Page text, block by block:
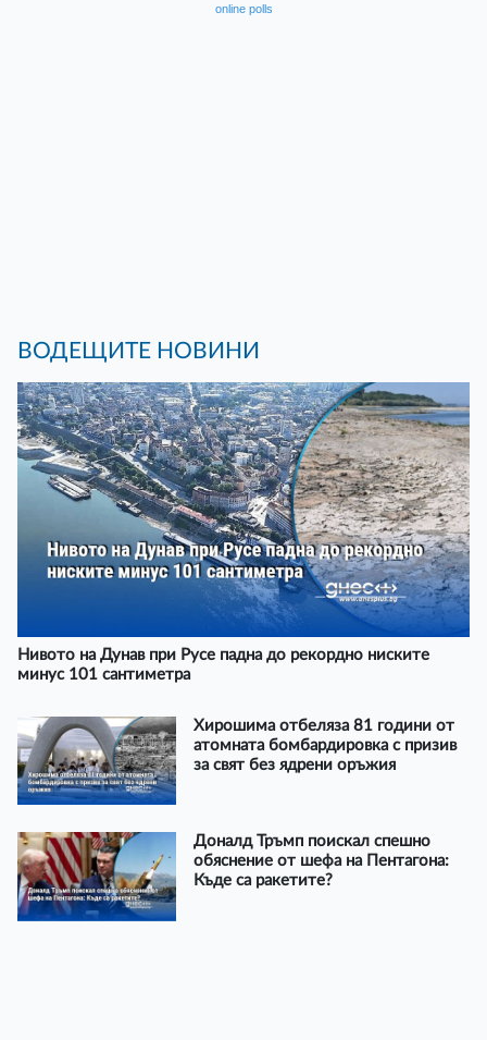
online polls
ВОДЕЩИТЕ НОВИНИ
Нивото на Дунав при Русе падна до рекордно ниските
минус 101 сантиметра
Хирошима отбеляза 81 години от
атомната бомбардировка с призив
за свят без ядрени оръжия
Доналд Тръмп поискал спешно
обяснение от шефа на Пентагона:
Къде са ракетите?